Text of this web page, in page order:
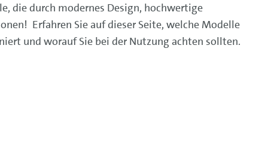
die durch modernes Design, hochwertige
Erfahren Sie auf dieser Seite, welche Modelle
und worauf Sie bei der Nutzung achten sollten.